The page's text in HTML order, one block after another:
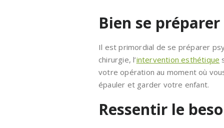
Bien se
Il est primordial de se préparer
chirurgie, l’intervention esthétique
votre opération au moment où
épauler et garder votre enfant.
Ressentir le